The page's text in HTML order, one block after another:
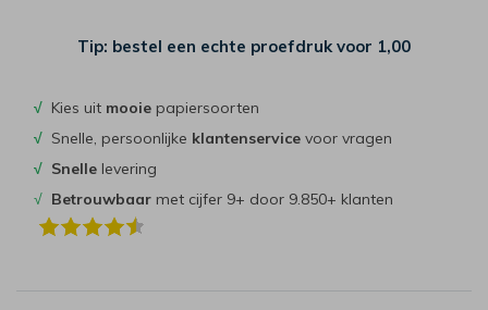
Tip: bestel een echte proefdruk voor 1,00
√ Kies uit mooie papiersoorten
√ Snelle, persoonlijke klantenservice voor vragen
√ Snelle levering
√ Betrouwbaar met cijfer 9+ door 9.850+ klanten